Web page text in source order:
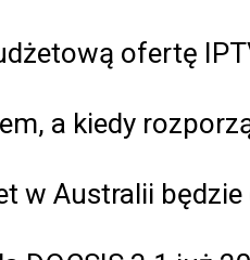
ofertę
a kiedy
w Australii będzie